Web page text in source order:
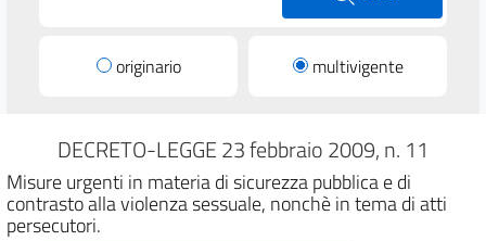
originario multivigente
DECRETO-LEGGE 23 febbraio 2009, n. 11
Misure urgenti in materia di sicurezza pubblica e di
contrasto alla violenza sessuale, nonchè in tema di atti
persecutori.